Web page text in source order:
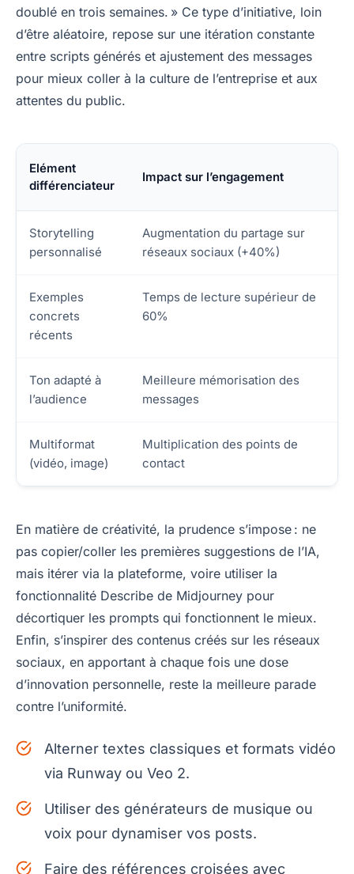
doublé en trois semaines. » Ce type d’initiative, loin
d’être aléatoire, repose sur une itération constante
entre scripts générés et ajustement des messages
pour mieux coller à la culture de l’entreprise et aux
attentes du public.
Elément
différenciateur
Impact sur l’engagement
Storytelling
personnalisé
Augmentation du partage sur
réseaux sociaux (+40%)
Exemples
concrets
récents
Temps de lecture supérieur de
60%
Ton adapté à
l’audience
Meilleure mémorisation des
messages
Multiformat
(vidéo, image)
Multiplication des points de
contact
En matière de créativité, la prudence s’impose : ne
pas copier/coller les premières suggestions de l’IA,
mais itérer via la plateforme, voire utiliser la
fonctionnalité Describe de Midjourney pour
décortiquer les prompts qui fonctionnent le mieux.
Enfin, s’inspirer des contenus créés sur les réseaux
sociaux, en apportant à chaque fois une dose
d’innovation personnelle, reste la meilleure parade
contre l’uniformité.
Alterner textes classiques et formats vidéo
via Runway ou Veo 2.
Utiliser des générateurs de musique ou
voix pour dynamiser vos posts.
Faire des références croisées avec